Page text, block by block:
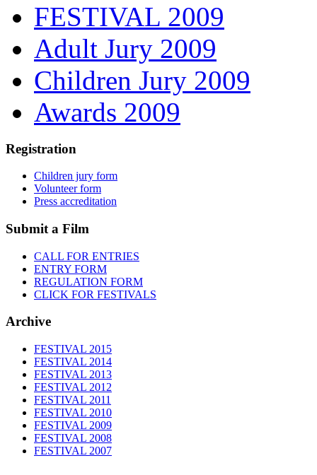
FESTIVAL 2009
Adult Jury 2009
Children Jury 2009
Awards 2009
Registration
Children jury form
Volunteer form
Press accreditation
Submit a Film
CALL FOR ENTRIES
ENTRY FORM
REGULATION FORM
CLICK FOR FESTIVALS
Archive
FESTIVAL 2015
FESTIVAL 2014
FESTIVAL 2013
FESTIVAL 2012
FESTIVAL 2011
FESTIVAL 2010
FESTIVAL 2009
FESTIVAL 2008
FESTIVAL 2007